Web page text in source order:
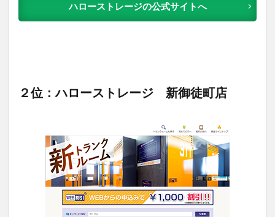
ハローストレージの公式サイトへ
２位：ハローストレージ 新御徒町店